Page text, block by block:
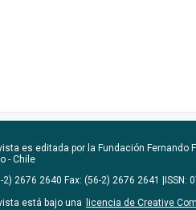
es editada por la Fundación Fernando
- Chile
2) 2676 2640 Fax: (56-2) 2676 2641 |ISSN:
está bajo una
licencia de Creative